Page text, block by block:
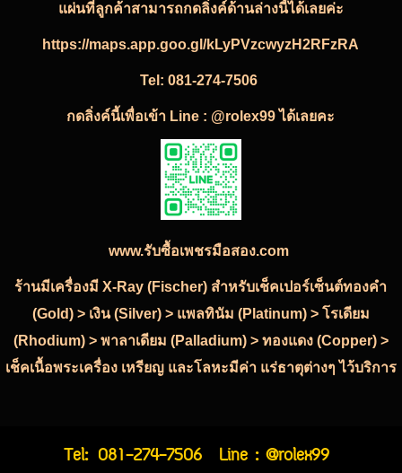
แผ่นที่ลูกค้าสามารถกดลิ่งค์ด้านล่างนี้ได้เลยค่ะ
https://maps.app.goo.gl/kLyPVzcwyzH2RFzRA
Tel:081-274-7506
กดลิ่งค์นี้เพื่อเข้า Line : @rolex99 ได้เลยคะ
www.รับซื้อเพชรมือสอง.com
ร้านมีเครื่องมี X-Ray (Fischer) สำหรับเช็คเปอร์เซ็นต์ทองคำ
(Gold) > เงิน (Silver) > แพลทินัม (Platinum) > โรเดียม
(Rhodium) > พาลาเดียม (Palladium) > ทองแดง (Copper) >
เช็คเนื้อพระเครื่อง เหรียญ และโลหะมีค่า แร่ธาตุต่างๆ ไว้บริการ
Tel: 081-274-7506
Line : @rolex99